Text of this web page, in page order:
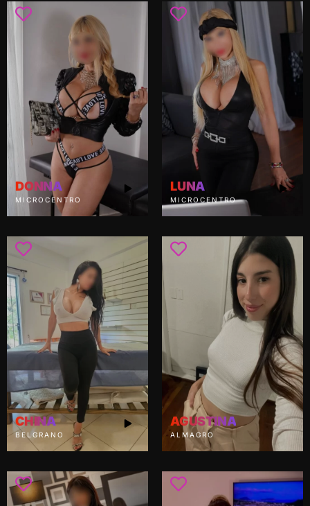
DONNA
MICROCENTRO
LUNA
MICROCENTRO
CHINA
BELGRANO
AGUSTINA
ALMAGRO